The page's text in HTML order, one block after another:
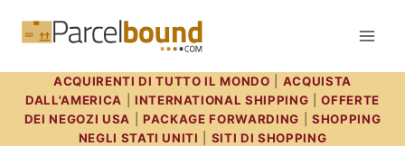
ACQUIRENTI DI TUTTO IL MONDO
ACQUISTA
DALL'AMERICA
INTERNATIONAL SHIPPING |OFFERTE
DEI NEGOZI USA
PACKAGE FORWARDING
SHOPPING
NEGLI STATI UNITI
SITI DI SHOPPING